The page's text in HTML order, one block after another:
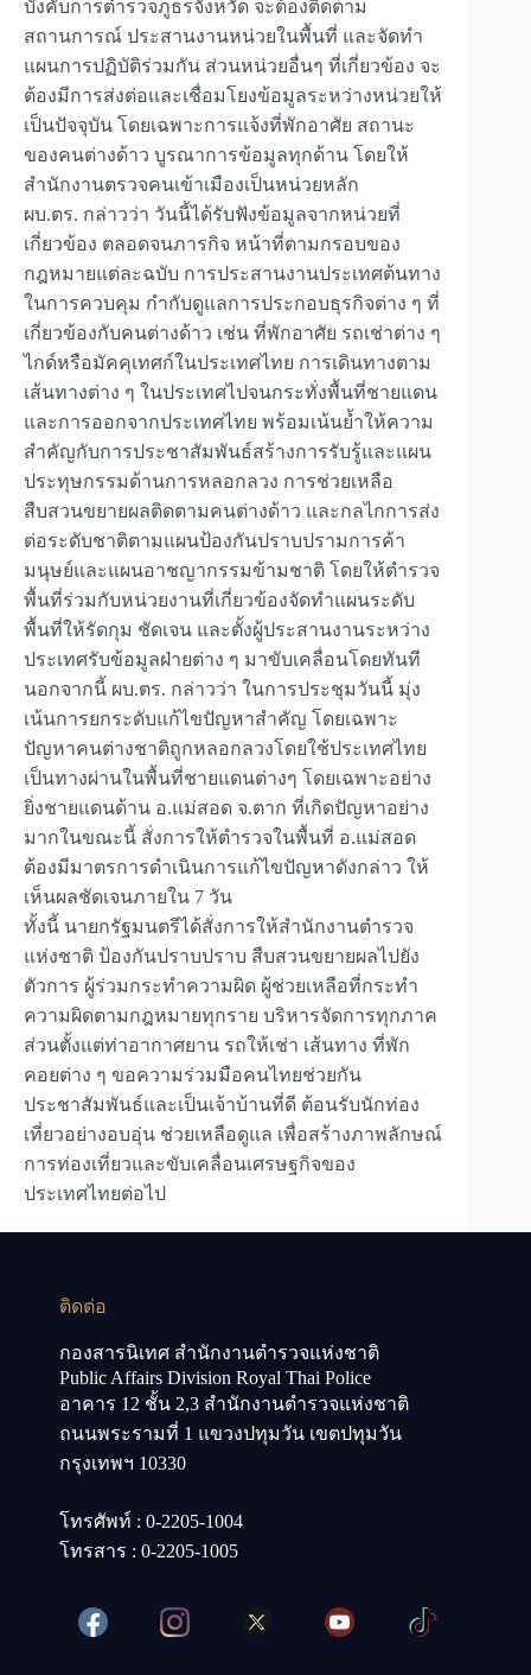
บังคับการตำรวจภูธรจังหวัด จะต้องติดตาม
สถานการณ์ ประสานงานหน่วยในพื้นที่ และจัดทำ
แผนการปฏิบัติร่วมกัน ส่วนหน่วยอื่นๆ ที่เกี่ยวข้อง จะ
ต้องมีการส่งต่อและเชื่อมโยงข้อมูลระหว่างหน่วยให้
เป็นปัจจุบัน โดยเฉพาะการแจ้งที่พักอาศัย สถานะ
ของคนต่างด้าว บูรณาการข้อมูลทุกด้าน โดยให้
สำนักงานตรวจคนเข้าเมืองเป็นหน่วยหลัก
ผบ.ตร. กล่าวว่า วันนี้ได้รับฟังข้อมูลจากหน่วยที่
เกี่ยวข้อง ตลอดจนภารกิจ หน้าที่ตามกรอบของ
กฎหมายแต่ละฉบับ การประสานงานประเทศต้นทาง
ในการควบคุม กำกับดูแลการประกอบธุรกิจต่าง ๆ ที่
เกี่ยวข้องกับคนต่างด้าว เช่น ที่พักอาศัย รถเช่าต่าง ๆ
ไกด์หรือมัคคุเทศก์ในประเทศไทย การเดินทางตาม
เส้นทางต่าง ๆ ในประเทศไปจนกระทั่งพื้นที่ชายแดน
และการออกจากประเทศไทย พร้อมเน้นย้ำให้ความ
สำคัญกับการประชาสัมพันธ์สร้างการรับรู้และแผน
ประทุษกรรมด้านการหลอกลวง การช่วยเหลือ
สืบสวนขยายผลติดตามคนต่างด้าว และกลไกการส่ง
ต่อระดับชาติตามแผนป้องกันปราบปรามการค้า
มนุษย์และแผนอาชญากรรมข้ามชาติ โดยให้ตำรวจ
พื้นที่ร่วมกับหน่วยงานที่เกี่ยวข้องจัดทำแผนระดับ
พื้นที่ให้รัดกุม ชัดเจน และตั้งผู้ประสานงานระหว่าง
ประเทศรับข้อมูลฝ่ายต่าง ๆ มาขับเคลื่อนโดยทันที
นอกจากนี้ ผบ.ตร. กล่าวว่า ในการประชุมวันนี้ มุ่ง
เน้นการยกระดับแก้ไขปัญหาสำคัญ โดยเฉพาะ
ปัญหาคนต่างชาติถูกหลอกลวงโดยใช้ประเทศไทย
เป็นทางผ่านในพื้นที่ชายแดนต่างๆ โดยเฉพาะอย่าง
ยิ่งชายแดนด้าน อ.แม่สอด จ.ตาก ที่เกิดปัญหาอย่าง
มากในขณะนี้ สั่งการให้ตำรวจในพื้นที่ อ.แม่สอด
ต้องมีมาตรการดำเนินการแก้ไขปัญหาดังกล่าว ให้
เห็นผลชัดเจนภายใน 7 วัน
ทั้งนี้ นายกรัฐมนตรีได้สั่งการให้สำนักงานตำรวจ
แห่งชาติ ป้องกันปราบปราบ สืบสวนขยายผลไปยัง
ตัวการ ผู้ร่วมกระทำความผิด ผู้ช่วยเหลือที่กระทำ
ความผิดตามกฎหมายทุกราย บริหารจัดการทุกภาค
ส่วนตั้งแต่ท่าอากาศยาน รถให้เช่า เส้นทาง ที่พัก
คอยต่าง ๆ ขอความร่วมมือคนไทยช่วยกัน
ประชาสัมพันธ์และเป็นเจ้าบ้านที่ดี ต้อนรับนักท่อง
เที่ยวอย่างอบอุ่น ช่วยเหลือดูแล เพื่อสร้างภาพลักษณ์
การท่องเที่ยวและขับเคลื่อนเศรษฐกิจของ
ประเทศไทยต่อไป
ติดต่อ
กองสารนิเทศ สำนักงานตำรวจแห่งชาติ
Public Affairs Division Royal Thai Police
อาคาร 12 ชั้น 2,3 สำนักงานตำรวจแห่งชาติ
ถนนพระรามที่ 1 แขวงปทุมวัน เขตปทุมวัน
กรุงเทพฯ 10330
โทรศัพท์ : 0-2205-1004
โทรสาร : 0-2205-1005